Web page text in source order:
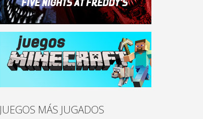
JUEGOS MÁS JUGADOS